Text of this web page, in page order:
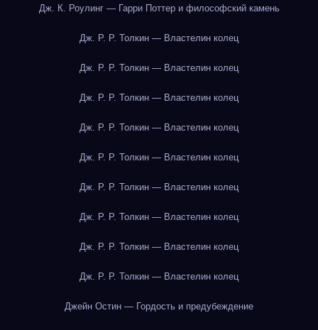
Дж. К. Роулинг — Гарри Поттер и философский камень
Дж. Р. Р. Толкин — Властелин колец
Дж. Р. Р. Толкин — Властелин колец
Дж. Р. Р. Толкин — Властелин колец
Дж. Р. Р. Толкин — Властелин колец
Дж. Р. Р. Толкин — Властелин колец
Дж. Р. Р. Толкин — Властелин колец
Дж. Р. Р. Толкин — Властелин колец
Дж. Р. Р. Толкин — Властелин колец
Дж. Р. Р. Толкин — Властелин колец
Джейн Остин — Гордость и предубеждение